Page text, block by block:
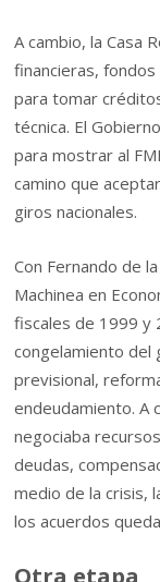
A cambio, la Casa
financieras,
para tomar
técnica. El
para mostrar al
camino que
giros nacionales.
Con Fernando de
Machinea en
fiscales de 1999 y
congelamiento del
previsional,
endeudamiento. A
negociaba
deudas,
medio de la crisis,
los acuerdos